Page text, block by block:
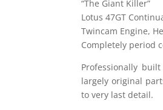
“The Giant Killer”
Lotus 47GT
Twincam Engine,
Completely period
Professionally
largely original
to very last detail.